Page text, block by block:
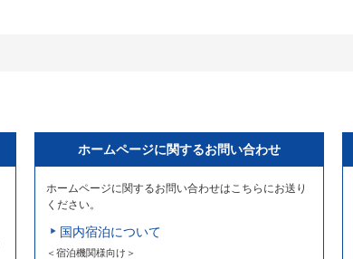
ホームページに関するお問い合わせ
ホームページに関するお問い合わせはこちらにお送り
ください。
国内宿泊について
＜宿泊機関様向け＞